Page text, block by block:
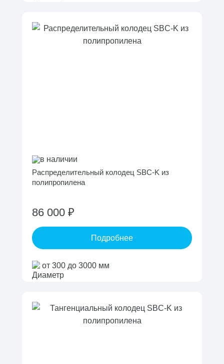
в наличии
Распределительный колодец SBC-K из
полипропилена
86 000 ₽
Подробнее
от 300 до 3000 мм